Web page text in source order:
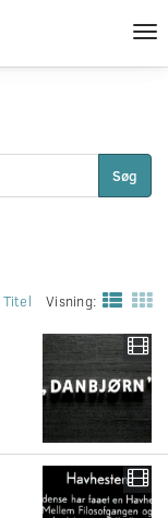
Søg
Titel Visning: